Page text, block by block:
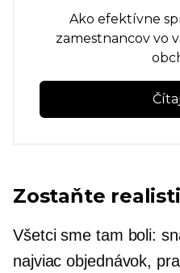
Ako efektívne
zamestnancov vo
Zostaňte
Všetci sme tam boli:
najviac objednávok,